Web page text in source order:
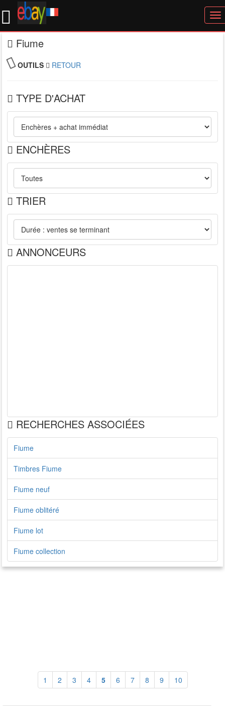
Fiume
OUTILS RETOUR
TYPE D'ACHAT
ENCHÈRES
TRIER
ANNONCEURS
RECHERCHES ASSOCIÉES
Fiume
Timbres Fiume
Fiume neuf
Fiume oblitéré
Fiume lot
Fiume collection
1 2 3 4 5 6 7 8 9 10